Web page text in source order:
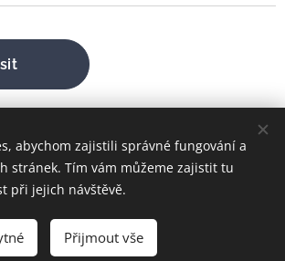
bratrfilip@gmail.com
FILIP MARIA ŠTOJDL
abychom zajistili správné fungování a
stránek. Tím vám můžeme zajistit tu
při jejich návštěvě.
Přijmout vše